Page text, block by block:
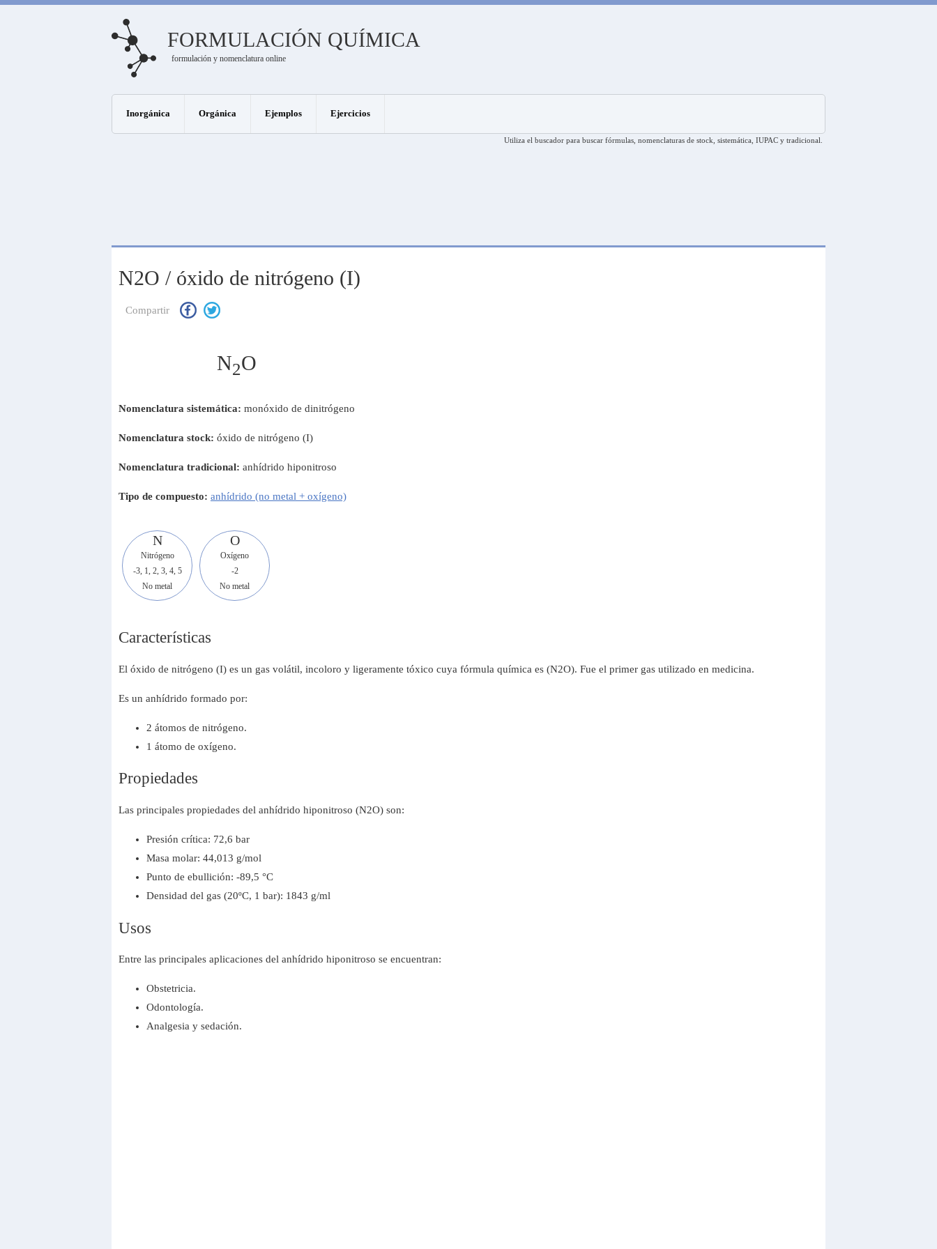
FORMULACIÓN QUÍMICA
formulación y nomenclatura online
Inorgánica Orgánica Ejemplos Ejercicios
Utiliza el buscador para buscar fórmulas, nomenclaturas de stock, sistemática, IUPAC y tradicional.
N2O / óxido de nitrógeno (I)
Compartir
N2O
Nomenclatura sistemática: monóxido de dinitrógeno
Nomenclatura stock: óxido de nitrógeno (I)
Nomenclatura tradicional: anhídrido hiponitroso
Tipo de compuesto: anhídrido (no metal + oxígeno)
N
Nitrógeno
-3, 1, 2, 3, 4, 5
No metal
O
Oxígeno
-2
No metal
Características
El óxido de nitrógeno (I) es un gas volátil, incoloro y ligeramente tóxico cuya fórmula química es (N2O). Fue el primer gas utilizado en medicina.
Es un anhídrido formado por:
2 átomos de nitrógeno.
1 átomo de oxígeno.
Propiedades
Las principales propiedades del anhídrido hiponitroso (N2O) son:
Presión crítica: 72,6 bar
Masa molar: 44,013 g/mol
Punto de ebullición: -89,5 °C
Densidad del gas (20ºC, 1 bar): 1843 g/ml
Usos
Entre las principales aplicaciones del anhídrido hiponitroso se encuentran:
Obstetricia.
Odontología.
Analgesia y sedación.